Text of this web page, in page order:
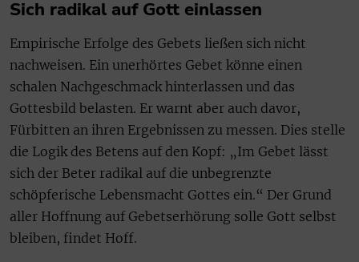
Sich radikal auf Gott einlassen
Empirische Erfolge des Gebets ließen sich nicht
nachweisen. Ein unerhörtes Gebet könne einen
schalen Nachgeschmack hinterlassen und das
Gottesbild belasten. Er warnt aber auch davor,
Fürbitten an ihren Ergebnissen zu messen. Dies stelle
die Logik des Betens auf den Kopf: „Im Gebet lässt
sich der Beter radikal auf die unbegrenzte
schöpferische Lebensmacht Gottes ein.“ Der Grund
aller Hoffnung auf Gebetserhörung solle Gott selbst
bleiben, findet Hoff.